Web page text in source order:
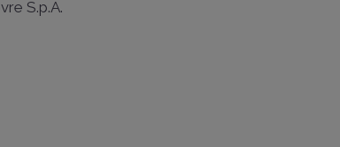
S.p.A.